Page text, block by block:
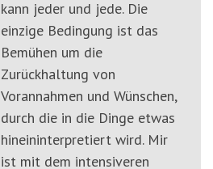
kann jeder und jede. Die
einzige Bedingung ist das
Bemühen um die
Zurückhaltung von
Vorannahmen und Wünschen,
durch die in die Dinge etwas
hineininterpretiert wird. Mir
ist mit dem intensiveren